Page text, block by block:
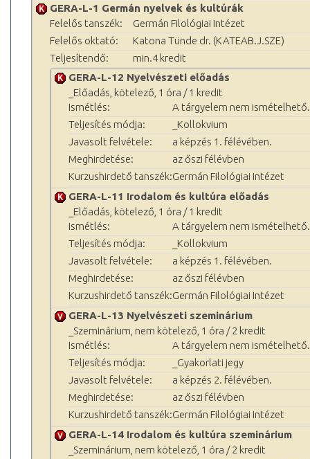
GERA-L-1 Germán nyelvek és kultúrák
Felelős tanszék:
Germán Filológiai Intézet
Felelős oktató:
Katona Tünde dr. (KATEAB.J.SZE)
Teljesítendő:
min.4 kredit
GERA-L-12 Nyelvészeti előadás
_Előadás, kötelező, 1 óra / 1 kredit
Ismétlés:
A tárgyelem nem ismételhető.
Teljesítés módja:
_Kollokvium
Javasolt felvétele:
a képzés 1. félévében.
Meghirdetése:
az őszi félévben
Kurzushirdető tanszék:Germán Filológiai Intézet
GERA-L-11 Irodalom és kultúra előadás
_Előadás, kötelező, 1 óra / 1 kredit
Ismétlés:
A tárgyelem nem ismételhető.
Teljesítés módja:
_Kollokvium
Javasolt felvétele:
a képzés 1. félévében.
Meghirdetése:
az őszi félévben
Kurzushirdető tanszék:Germán Filológiai Intézet
GERA-L-13 Nyelvészeti szeminárium
_Szeminárium, nem kötelező, 1 óra / 2 kredit
Ismétlés:
A tárgyelem nem ismételhető.
Teljesítés módja:
_Gyakorlati jegy
Javasolt felvétele:
a képzés 2. félévében.
Meghirdetése:
az őszi félévben
Kurzushirdető tanszék:Germán Filológiai Intézet
GERA-L-14 Irodalom és kultúra szeminárium
_Szeminárium, nem kötelező, 1 óra / 2 kredit